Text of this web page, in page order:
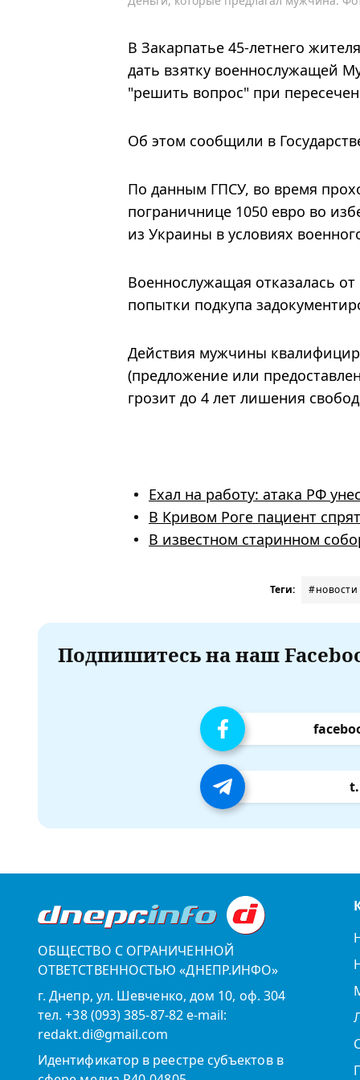
В Закарпатье 45-летнего
дать взятку военнослужащей
"решить вопрос" при
Об этом сообщили в
По данным ГПСУ, во время
пограничнице 1050 евро во
из Украины в условиях
Военнослужащая отказалась
попытки подкупа
Действия мужчины
(предложение или
грозит до 4 лет лишения
Ехал на работу: атака РФ
В Кривом Роге пациент
В известном старинном
Теги:
Подпишитесь на наш
ОБЩЕСТВО С ОГРАНИЧЕННОЙ
ОТВЕТСТВЕННОСТЬЮ «ДНЕПР.ИНФО»
г. Днепр, ул. Шевченко, дом 10, оф. 304
тел. +38 (093) 385-87-82 e-mail:
redakt.di@gmail.com
Идентификатор в реестре субъектов в